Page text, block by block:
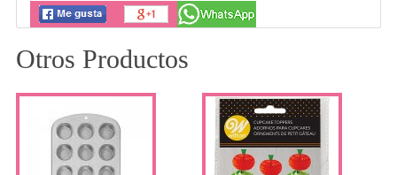
Otros Productos